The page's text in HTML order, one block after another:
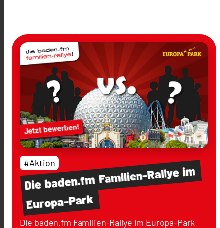
Diebaden.fmFamilien-Rallyeim
Europa-Park
#Aktion
Die baden.fm Familien-Rallye im Europa-Park